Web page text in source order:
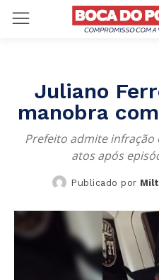
Juliano
manobra
Prefeito admite
atos após
Publicado por